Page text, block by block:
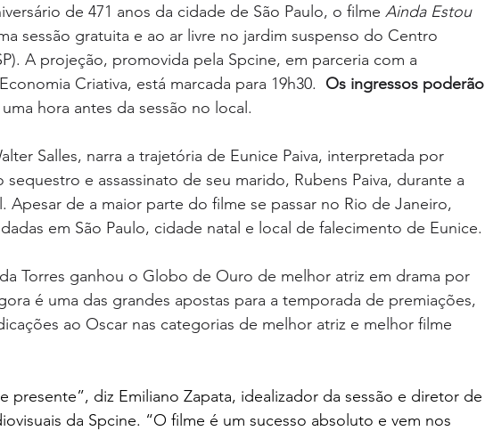
de 471 anos da cidade de São Paulo, o filme Ainda Estou
sessão gratuita e ao ar livre no jardim suspenso do Centro
A projeção, promovida pela Spcine, em parceria com a
Criativa, está marcada para 19h30. Os ingressos poderão
hora antes da sessão no local.
Salles, narra a trajetória de Eunice Paiva, interpretada por
sequestro e assassinato de seu marido, Rubens Paiva, durante a
Apesar de a maior parte do filme se passar no Rio de Janeiro,
em São Paulo, cidade natal e local de falecimento de Eunice.
Torres ganhou o Globo de Ouro de melhor atriz em drama por
é uma das grandes apostas para a temporada de premiações,
ao Oscar nas categorias de melhor atriz e melhor filme
presente”, diz Emiliano Zapata, idealizador da sessão e diretor de
da Spcine. “O filme é um sucesso absoluto e vem nos